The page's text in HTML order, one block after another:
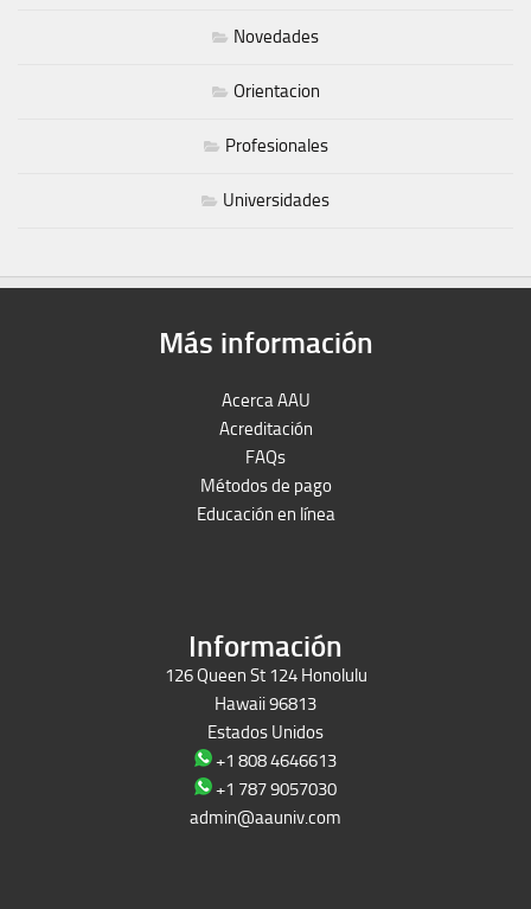
Novedades
Orientacion
Profesionales
Universidades
Más información
Acerca AAU
Acreditación
FAQs
Métodos de pago
Educación en línea
Información
126 Queen St 124 Honolulu
Hawaii 96813
Estados Unidos
+1 808 4646613
+1 787 9057030
admin@aauniv.com